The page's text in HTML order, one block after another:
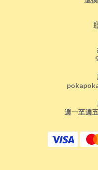
週一至週